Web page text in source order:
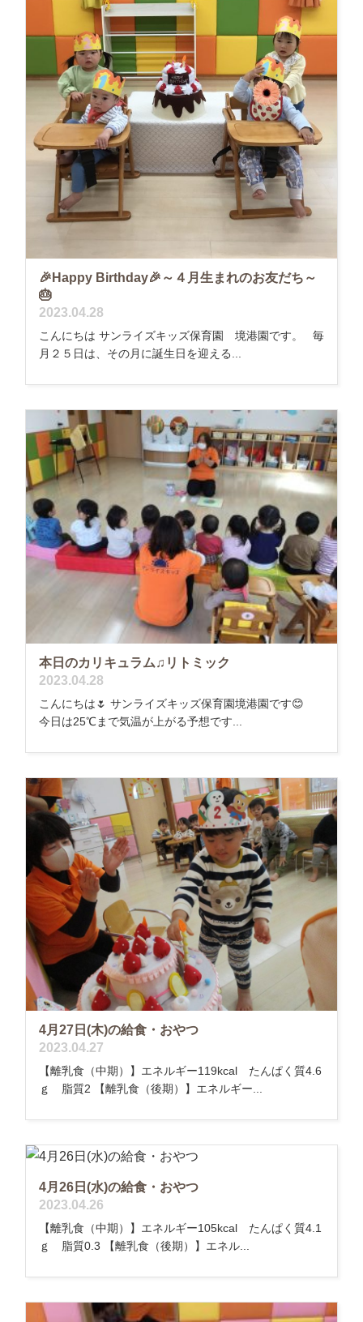
🎉Happy Birthday🎉～４月生まれのお友だち～
🎂
2023.04.28
こんにちは サンライズキッズ保育園 境港園です。 毎
月２５日は、その月に誕生日を迎える...
本日のカリキュラム♫リトミック
2023.04.28
こんにちは🌷 サンライズキッズ保育園境港園です😊
今日は25℃まで気温が上がる予想です...
4月27日(木)の給食・おやつ
2023.04.27
【離乳食（中期）】エネルギー119kcal たんぱく質4.6
ｇ 脂質2 【離乳食（後期）】エネルギー...
4月26日(水)の給食・おやつ
2023.04.26
【離乳食（中期）】エネルギー105kcal たんぱく質4.1
ｇ 脂質0.3 【離乳食（後期）】エネル...